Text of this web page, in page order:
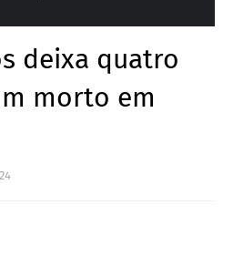
deixa quatro
morto em